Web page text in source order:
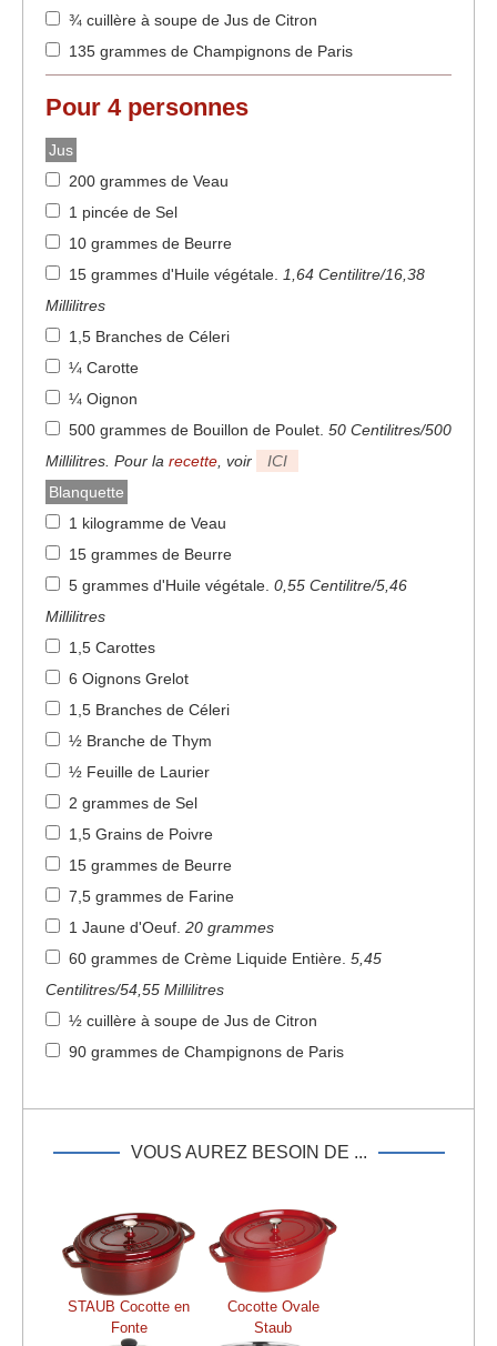
¾ cuillère à soupe de Jus de Citron
135 grammes de Champignons de Paris
Pour 4personnes
Jus
200 grammes de Veau
1 pincée de Sel
10 grammes de Beurre
15 grammes d'Huile végétale. 1,64 Centilitre/16,38
Millilitres
1,5 Branches de Céleri
¼ Carotte
¼ Oignon
500 grammes de Bouillon de Poulet. 50 Centilitres/500
Millilitres. Pour la recette, voir
ICI
Blanquette
1 kilogramme de Veau
15 grammes de Beurre
5 grammes d'Huile végétale. 0,55 Centilitre/5,46
Millilitres
1,5 Carottes
6 Oignons Grelot
1,5 Branches de Céleri
½ Branche de Thym
½ Feuille de Laurier
2 grammes de Sel
1,5 Grains de Poivre
15 grammes de Beurre
7,5 grammes de Farine
1 Jaune d'Oeuf. 20 grammes
60 grammes de Crème Liquide Entière. 5,45
Centilitres/54,55 Millilitres
½ cuillère à soupe de Jus de Citron
90 grammes de Champignons de Paris
VOUS AUREZ BESOIN DE ...
STAUB Cocotte en
Fonte
Cocotte Ovale
Staub